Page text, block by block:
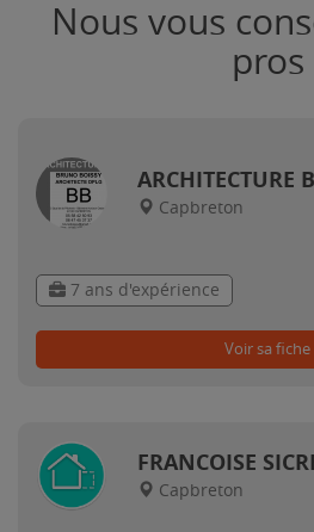
Nous vous
pros
ARCHITECTURE
Capbreton
7 ans d'expérience
Voir sa fiche
FRANCOISE
Capbreton